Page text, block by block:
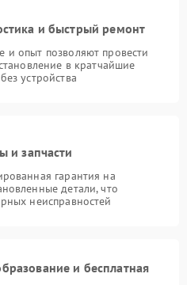
и быстрый ремонт
опыт позволяют провести
в кратчайшие
устройства
и запчасти
гарантия на
детали, что
неисправностей
и бесплатная